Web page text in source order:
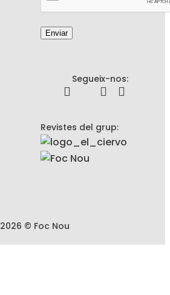
Enviar
Segueix-nos:
Revistes del grup:
2026 © Foc Nou